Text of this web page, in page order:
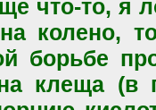
что-то, я
колено,
борьбе
клеща (в